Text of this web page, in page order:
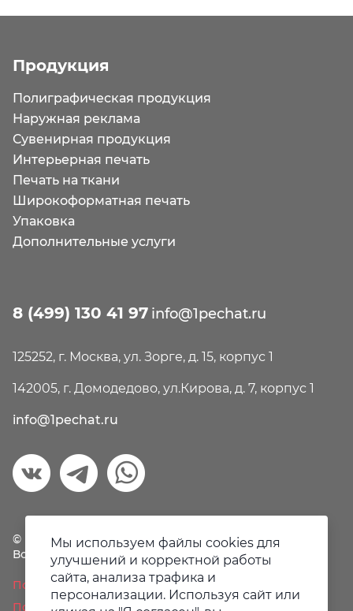
Продукция
Полиграфическая продукция
Наружная реклама
Сувенирная продукция
Интерьерная печать
Печать на ткани
Широкоформатная печать
Упаковка
Дополнительные услуги
8 (499) 130 41 97 info@1pechat.ru
125252, г. Москва, ул. Зорге, д. 15, корпус 1
142005, г. Домодедово, ул.Кирова, д. 7, корпус 1
info@1pechat.ru
© Первая печать, 2018-2026
Все права защищены.
Политика конфиденциальности
Пользовательское соглашение
Мы используем файлы cookies для
улучшений и корректной работы
сайта, анализа трафика и
персонализации. Используя сайт или